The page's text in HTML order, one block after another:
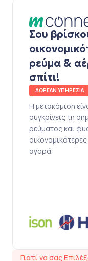
Σου
ρεύμα &
σπίτι!
ΔΩΡΕΑΝ ΥΠΗΡΕΣΙΑ
Η μετακόμιση
συγκρίνεις τη
ρεύματος και
αγορά.
Γιατί να σας